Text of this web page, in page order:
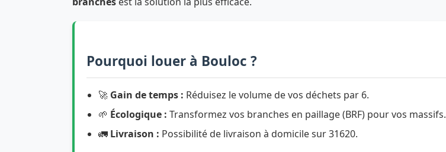
Pourquoi louer à Bouloc ?
🚀 Gain de temps : Réduisez le volume de vos déchets par 6.
🌱 Écologique : Transformez vos branches en paillage (BRF) pour vos massifs.
🚛 Livraison : Possibilité de livraison à domicile sur 31620.